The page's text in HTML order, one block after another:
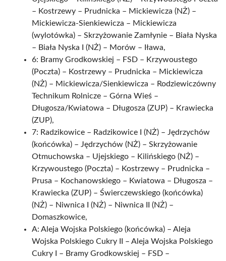
– Kostrzewy – Prudnicka – Mickiewicza (NŻ) –
Mickiewicza-Sienkiewicza – Mickiewicza
(wylotówka) – Skrzyżowanie Zamłynie – Biała Nyska
– Biała Nyska I (NŻ) – Morów – Iława,
6: Bramy Grodkowskiej – FSD – Krzywoustego
(Poczta) – Kostrzewy – Prudnicka – Mickiewicza
(NŻ) – Mickiewicza/Sienkiewicza – Rodziewiczówny
Technikum Rolnicze – Górna Wieś –
Długosza/Kwiatowa – Długosza (ZUP) – Krawiecka
(ZUP),
7: Radzikowice – Radzikowice I (NŻ) – Jędrzychów
(końcówka) – Jędrzychów (NŻ) – Skrzyżowanie
Otmuchowska – Ujejskiego – Kilińskiego (NŻ) –
Krzywoustego (Poczta) – Kostrzewy – Prudnicka –
Prusa – Kochanowskiego – Kwiatowa – Długosza –
Krawiecka (ZUP) – Świerczewskiego (końcówka)
(NŻ) – Niwnica I (NŻ) – Niwnica II (NŻ) –
Domaszkowice,
A: Aleja Wojska Polskiego (końcówka) – Aleja
Wojska Polskiego Cukry II – Aleja Wojska Polskiego
Cukry I – Bramy Grodkowskiej – FSD –